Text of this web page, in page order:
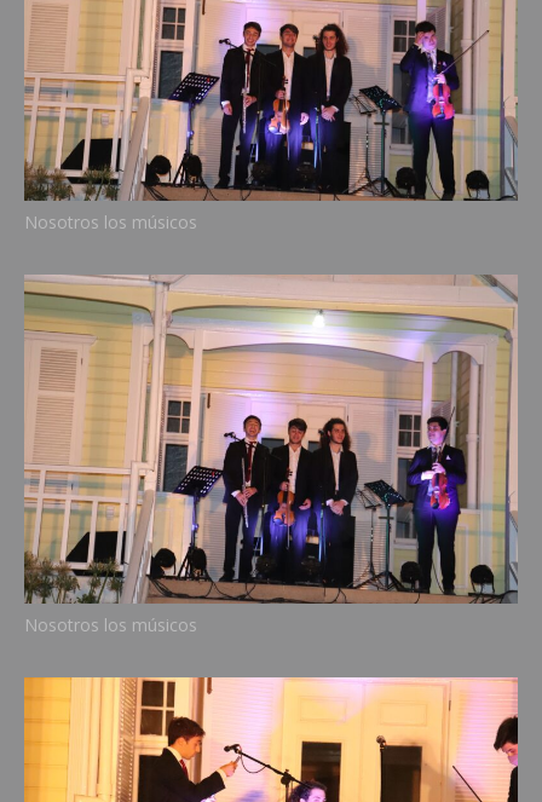
Nosotros los músicos
Nosotros los músicos